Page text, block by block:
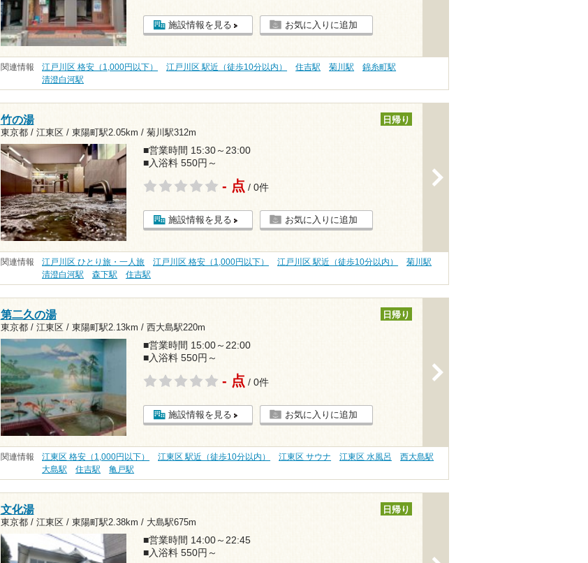
施設情報を見る お気に入りに追加
関連情報 江戸川区 格安（1,000円以下） 江戸川区 駅近（徒歩10分以内） 住吉駅 菊川駅
錦糸町駅
清澄白河駅
竹の湯
東京都 / 江東区 / 東陽町駅2.05km / 菊川駅312m
日帰り
■営業時間 15:30～23:00
■入浴料 550円～
- 点 / 0件
施設情報を見る お気に入りに追加
関連情報 江戸川区 ひとり旅・一人旅 江戸川区 格安（1,000円以下） 江戸川区 駅近（徒歩10分以内）
菊川駅
清澄白河駅
森下駅 住吉駅
第二久の湯
東京都 / 江東区 / 東陽町駅2.13km / 西大島駅220m
日帰り
■営業時間 15:00～22:00
■入浴料 550円～
- 点 / 0件
施設情報を見る お気に入りに追加
関連情報 江東区 格安（1,000円以下） 江東区 駅近（徒歩10分以内） 江東区 サウナ 江東区 水風呂
西大島駅
大島駅
住吉駅 亀戸駅
文化湯
東京都 / 江東区 / 東陽町駅2.38km / 大島駅675m
日帰り
■営業時間 14:00～22:45
■入浴料 550円～